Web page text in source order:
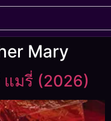
Mary
แมรี่ (2026)